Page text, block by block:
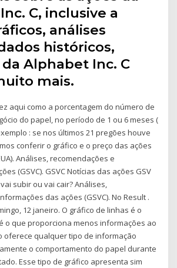
C, inclusive a
análises
históricos,
Alphabet Inc. C
mais.
aqui como a porcentagem do número de
do papel, no período de 1 ou 6 meses (
: se nos últimos 21 pregões houve
conferir o gráfico e o preço das ações
Análises, recomendações e
(GSVC). GSVC Notícias das ações GSV
vai subir ou vai cair? Análises,
das ações (GSVC). No Result .
12 janeiro. O gráfico de linhas é o
o que proporciona menos informações ao
oferece qualquer tipo de informação
o comportamento do papel durante
Esse tipo de gráfico apresenta sim